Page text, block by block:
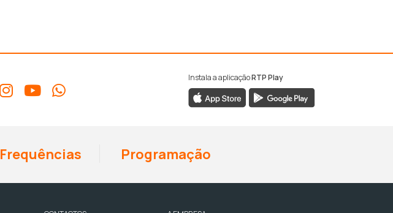
Instala a aplicaçãoRTP Play
Frequências Programação